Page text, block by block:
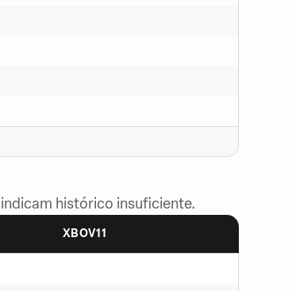
histórico insuficiente.
XBOV11